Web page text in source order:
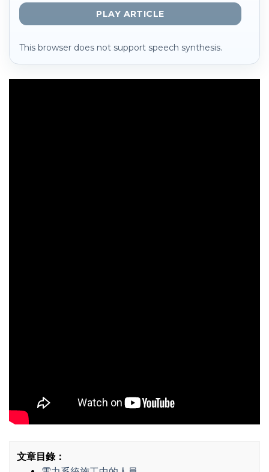
PLAY ARTICLE
This browser does not support speech synthesis.
文章目錄：